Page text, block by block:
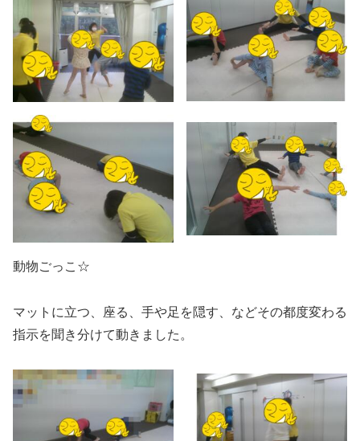
動物ごっこ☆
マットに立つ、座る、手や足を隠す、などその都度変わる
指示を聞き分けて動きました。